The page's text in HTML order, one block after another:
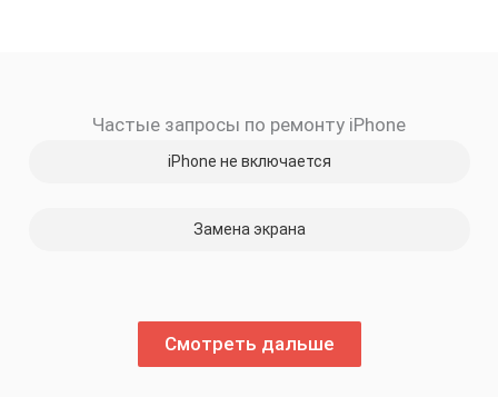
Частые запросы по ремонту iPhone
iPhone не включается
Замена экрана
Смотреть дальше